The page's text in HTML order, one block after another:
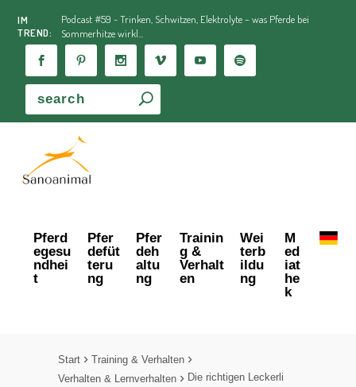
IM
TREND:
Podcast #59 - Trinken, Schwitzen, Elektrolyte – was Pferde bei
Sommerhitze wirkl...
Pferd
egesu
ndhei
t
Pfer
defüt
teru
ng
Pfer
deh
altu
ng
Trainin
g &
Verhalt
en
Wei
terb
ildu
ng
M
ed
iat
he
k
Start
Training & Verhalten
Verhalten & Lernverhalten
Die richtigen Leckerli